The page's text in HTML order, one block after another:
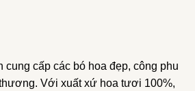
cung cấp các bó hoa đẹp, công phu
Với xuất xứ hoa tươi 100%,